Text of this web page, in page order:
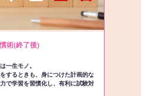
術(終了後)
一生モノ。
するときも、身につけた計画的な
で学習を習慣化し、有利に試験対